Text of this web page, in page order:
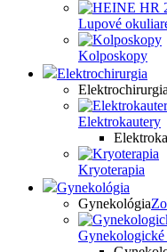
Lupové
Kolposkopy
Elektrochirurgia
Elektrochirurgia
Elektrokautery
Kryoterapia
Gynekológia
Gynekológia
Gynekologické